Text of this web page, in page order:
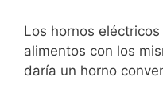
Los hornos
alimentos con los
daría un horno